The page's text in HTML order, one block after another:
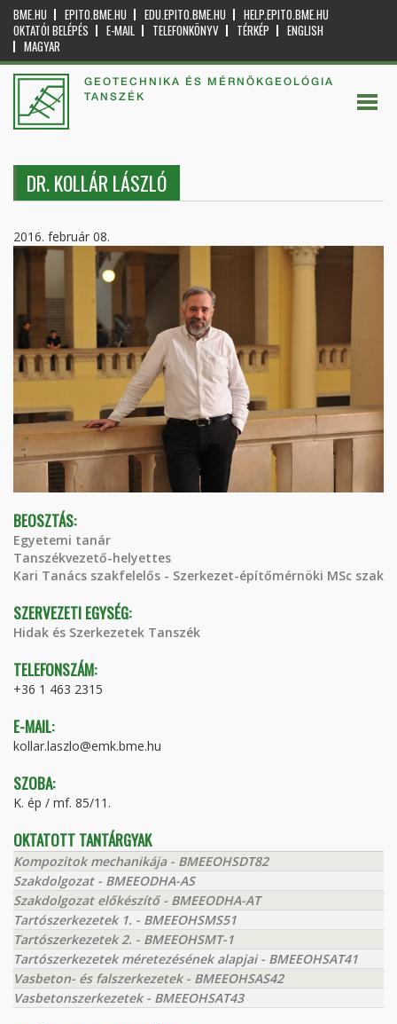
BME.HU EPITO.BME.HU EDU.EPITO.BME.HU
HELP.EPITO.BME.HU
OKTATÓI BELÉPÉS
E-MAIL TELEFONKÖNYV TÉRKÉP
ENGLISH
MAGYAR
GEOTECHNIKA ÉS MÉRNÖKGEOLÓGIA
TANSZÉK
DR. KOLLÁR LÁSZLÓ
2016. február 08.
BEOSZTÁS:
Egyetemi tanár
Tanszékvezető-helyettes
Kari Tanács szakfelelős - Szerkezet-építőmérnöki MSc szak
SZERVEZETI EGYSÉG:
Hidak és Szerkezetek Tanszék
TELEFONSZÁM:
+36 1 463 2315
E-MAIL:
kollar.laszlo@emk.bme.hu
SZOBA:
K. ép / mf. 85/11.
OKTATOTT TANTÁRGYAK
Kompozitok mechanikája - BMEEOHSDT82
Szakdolgozat - BMEEODHA-AS
Szakdolgozat előkészítő - BMEEODHA-AT
Tartószerkezetek 1. - BMEEOHSMS51
Tartószerkezetek 2. - BMEEOHSMT-1
Tartószerkezetek méretezésének alapjai - BMEEOHSAT41
Vasbeton- és falszerkezetek - BMEEOHSAS42
Vasbetonszerkezetek - BMEEOHSAT43